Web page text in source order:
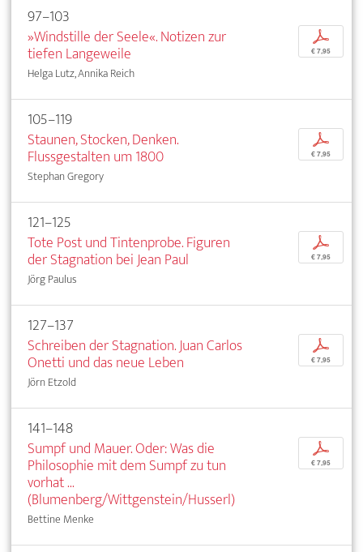
97–103
»Windstille der Seele«. Notizen zur
tiefen Langeweile
Helga Lutz, Annika Reich
p
€ 7,95
105–119
Staunen, Stocken, Denken.
Flussgestalten um 1800
Stephan Gregory
p
€ 7,95
121–125
Tote Post und Tintenprobe. Figuren
der Stagnation bei Jean Paul
Jörg Paulus
p
€ 7,95
127–137
Schreiben der Stagnation. Juan Carlos
Onetti und das neue Leben
Jörn Etzold
p
€ 7,95
141–148
Sumpf und Mauer. Oder: Was die
Philosophie mit dem Sumpf zu tun
vorhat ...
(Blumenberg/Wittgenstein/Husserl)
Bettine Menke
p
€ 7,95